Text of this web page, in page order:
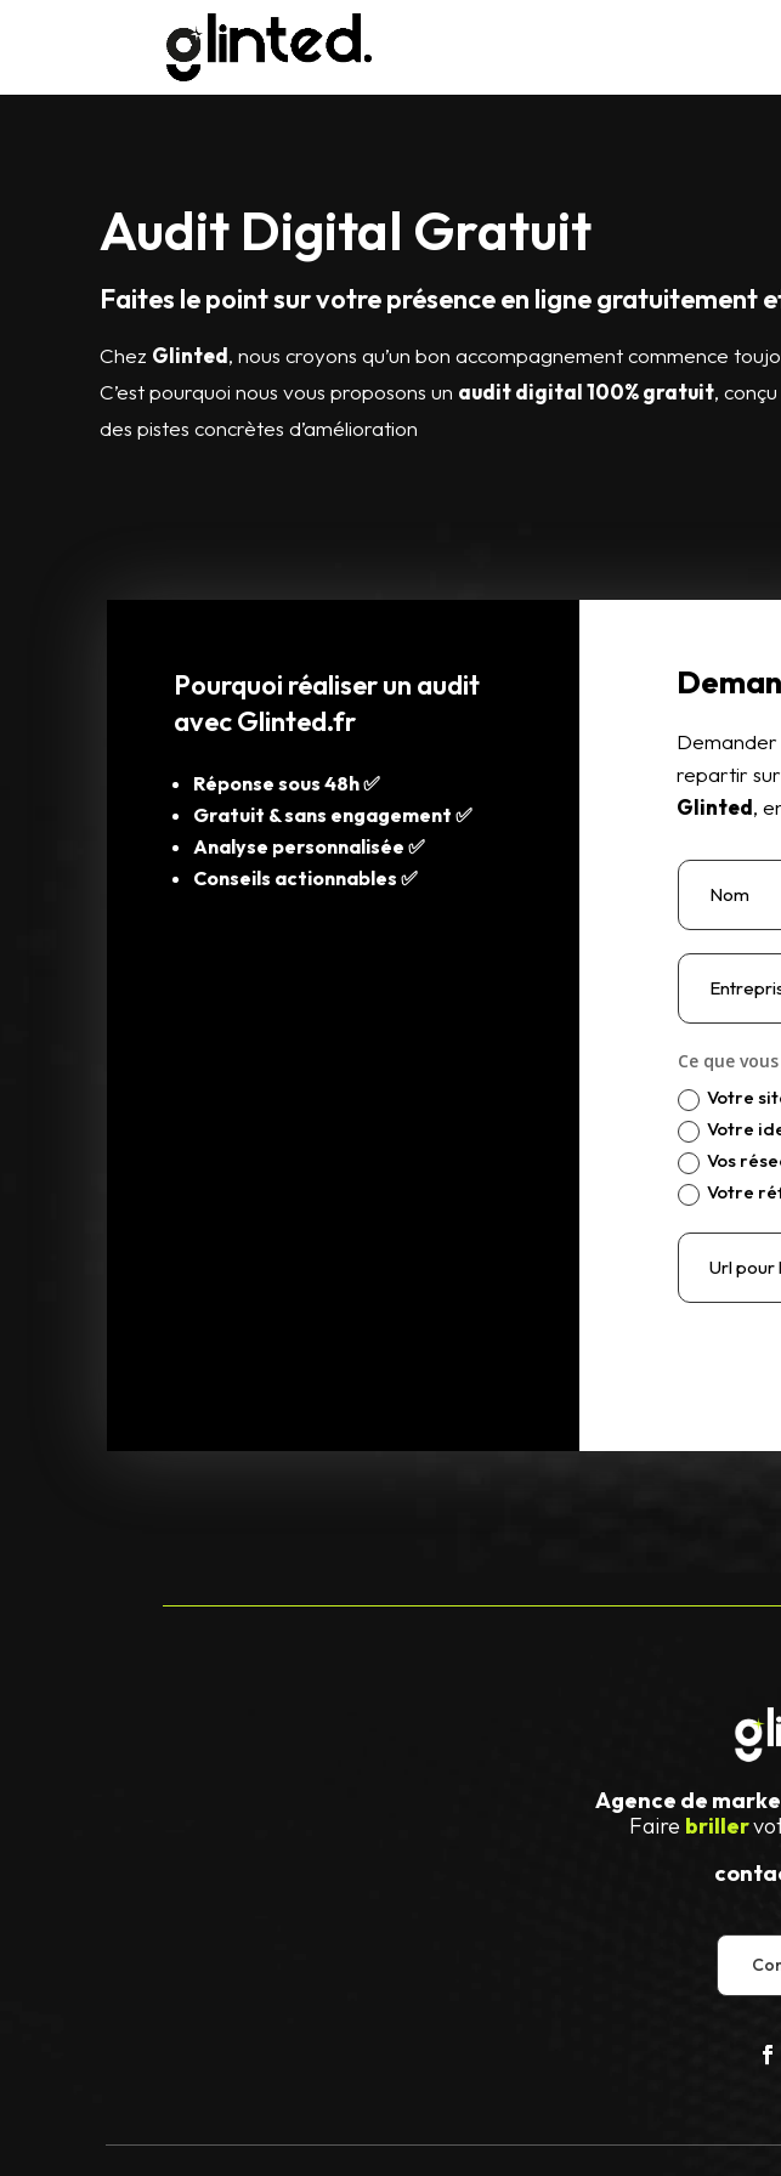
Audit Digital Gratuit
Faites le point sur votre présence en ligne gratuitement
Chez Glinted, nous croyons qu’un bon accompagnement commence
C’est pourquoi nous vous proposons un audit digital 100% gratuit,
des pistes concrètes d’amélioration
Pourquoi réaliser un audit
avec Glinted.fr
Réponse sous 48h ✅
Gratuit & sans engagement ✅
Analyse personnalisée ✅
Conseils actionnables ✅
Demander
repartir sur
Glinted,
Ce que
Votre
Votre
Vos
Votre
Agence de
Faire briller